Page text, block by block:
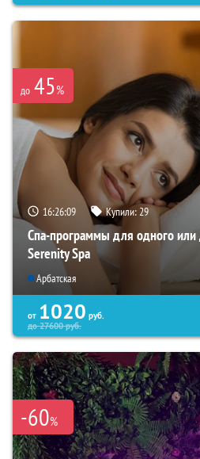
до 45%
16:26:07 Купили:29
Спа-программы для одного или
Serenity Spa
Арбатская
от 1020 руб.
до27600руб.
-60%